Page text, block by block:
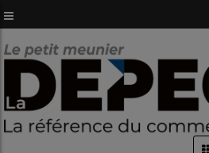
au
contenu
principal